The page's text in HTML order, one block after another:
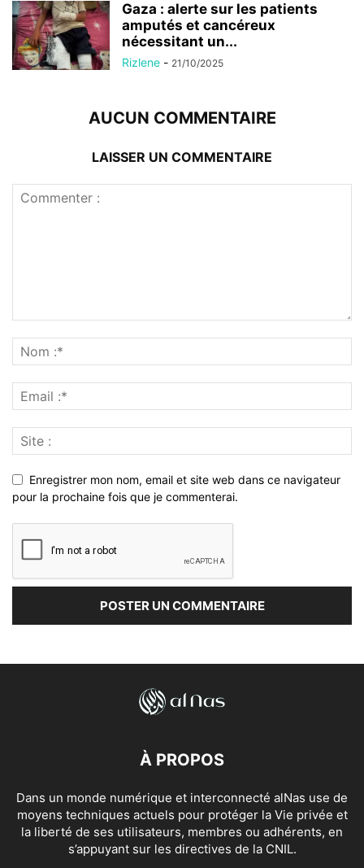
Gaza : alerte sur les patients
amputés et cancéreux
nécessitant un...
Rizlene - 21/10/2025
AUCUN COMMENTAIRE
LAISSER UN COMMENTAIRE
Enregistrer mon nom, email et site web dans ce navigateur
pour la prochaine fois que je commenterai.
À PROPOS
Dans un monde numérique et interconnecté alNas use de
moyens techniques actuels pour protéger la Vie privée et
la liberté de ses utilisateurs, membres ou adhérents, en
s’appuyant sur les directives de la CNIL.